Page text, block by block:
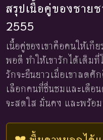
สรุปเนื้อคู่ของชาย
2555
เนื้อคู่ของเขาคือคนให้เกี
พอดี ทำให้เขารักได้เต็ม
รักจะยืนยาวเมื่อเขาลด
เลือกคนที่ชื่นชมและเตือ
จะสดใส มั่นคง และพร้อ